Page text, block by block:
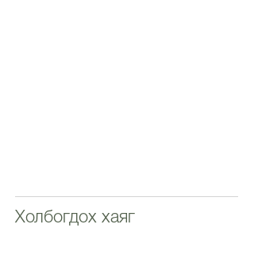
Холбогдох хаяг​